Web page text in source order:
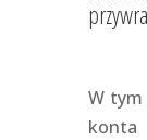
W tym